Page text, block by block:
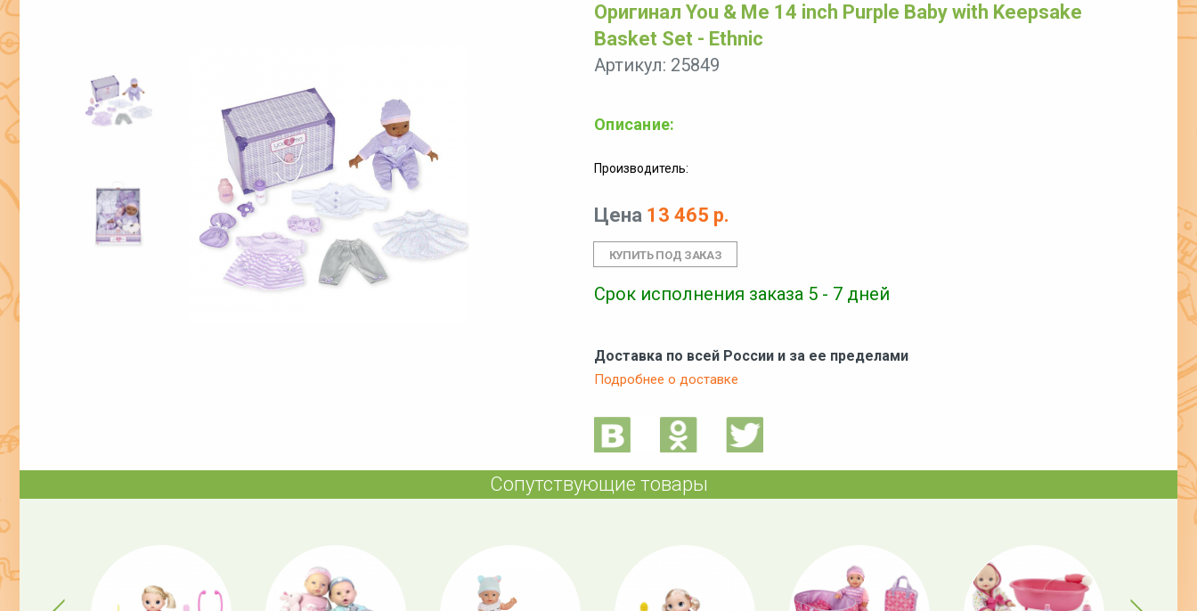
Оригинал You & Me 14 inch Purple Baby with Keepsake
Basket Set - Ethnic
Артикул: 25849
Описание:
Производитель:
Цена 13 465 р.
Срок исполнения заказа 5 - 7 дней
Доставка по всей России и за ее пределами
Подробнее о доставке
Сопутствующие товары